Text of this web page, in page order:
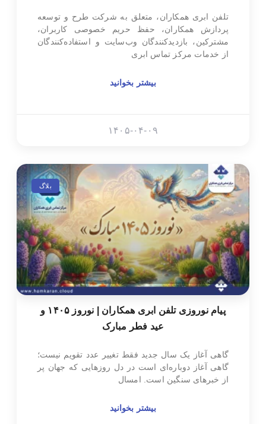
تلفن ابری همکاران، متعلق به شرکت طرح و توسعه
پردازش همکاران، حفظ حریم خصوصی کاربران،
مشترکین، بازدیدکنندگان وب‌سایت و استفاده‌کنندگان
از خدمات مرکز تماس ابری
بیشتر بخوانید
۱۴۰۵-۰۴-۰۹
بلاگ
پیام نوروزی تلفن ابری همکاران | نوروز ۱۴۰۵ و
عید فطر مبارک
گاهی آغاز یک سال جدید فقط تغییر عدد تقویم نیست؛
گاهی آغاز دوباره‌ای است در دل روزهایی که جهان پر
از خبرهای سنگین است. امسال
بیشتر بخوانید